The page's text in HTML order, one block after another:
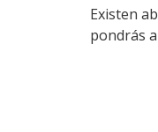
Existen
pondrás